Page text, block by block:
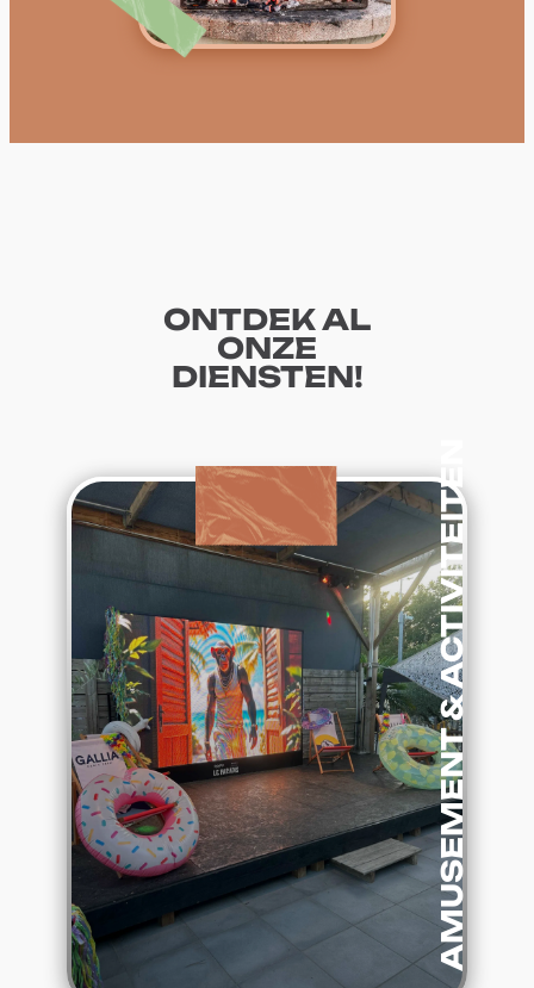
ONTDEK AL
ONZE
DIENSTEN!
AMUSEMENT & ACTIVITEITEN
Lees verder:
Amusement
&